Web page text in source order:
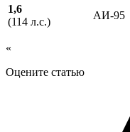
1,6
(114 л.с.)
АИ-95
«
Оцените статью